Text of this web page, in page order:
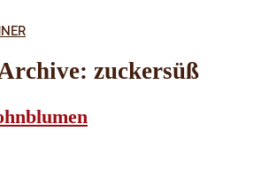
zuckersüß